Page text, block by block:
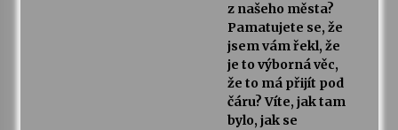
z našeho města?
Pamatujete se, že
jsem vám řekl, že
je to výborná věc,
že to má přijít pod
čáru? Víte, jak tam
bylo, jak se